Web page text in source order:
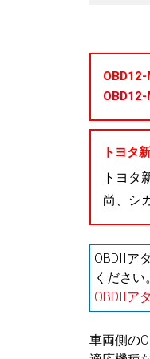
OBD12-
トヨタ
トヨタ
尚、シ
OBDIIア
ください。
OBDIIア
車両側の